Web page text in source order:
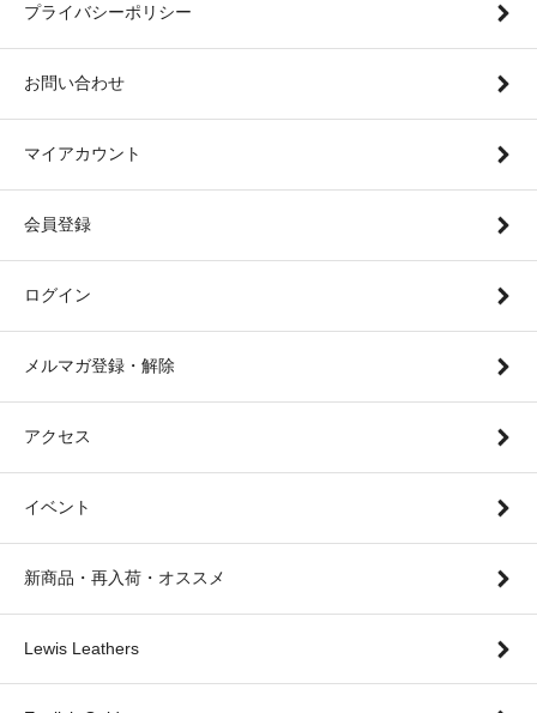
プライバシーポリシー
お問い合わせ
マイアカウント
会員登録
ログイン
メルマガ登録・解除
アクセス
イベント
新商品・再入荷・オススメ
Lewis Leathers